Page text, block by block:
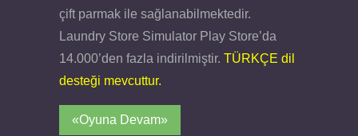
çift parmak ile sağlanabilmektedir.
Laundry Store Simulator Play Store’da
14.000’den fazla indirilmiştir. TÜRKÇE dil
desteği mevcuttur.
«Oyuna Devam»